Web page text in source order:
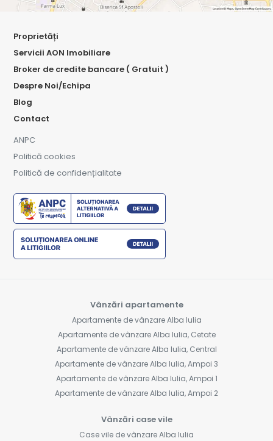
Proprietăți
Servicii AON Imobiliare
Broker de credite bancare ( Gratuit )
Despre Noi/Echipa
Blog
Contact
ANPC
Politică cookies
Politică de confidențialitate
Vânzări apartamente
Apartamente de vânzare Alba Iulia
Apartamente de vânzare Alba Iulia, Cetate
Apartamente de vânzare Alba Iulia, Central
Apartamente de vânzare Alba Iulia, Ampoi 3
Apartamente de vânzare Alba Iulia, Ampoi 1
Apartamente de vânzare Alba Iulia, Ampoi 2
Vânzări case vile
Case vile de vânzare Alba Iulia